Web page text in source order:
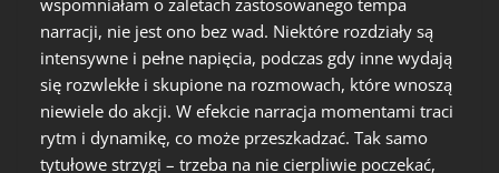
wspomniałam o zaletach zastosowanego tempa
narracji, nie jest ono bez wad. Niektóre rozdziały są
intensywne i pełne napięcia, podczas gdy inne wydają
się rozwlekłe i skupione na rozmowach, które wnoszą
niewiele do akcji. W efekcie narracja momentami traci
rytm i dynamikę, co może przeszkadzać. Tak samo
tytułowe strzygi – trzeba na nie cierpliwie poczekać,